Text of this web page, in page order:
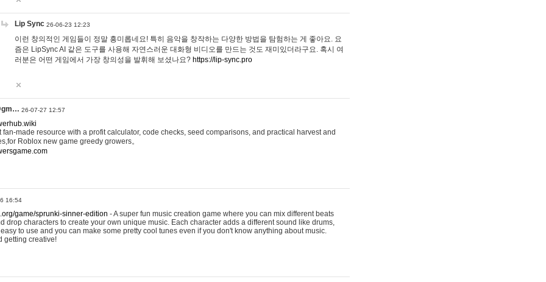
Lip Sync 26-06-23 12:23
이런 창의적인 게임들이 정말 흥미롭네요! 특히 음악을 창작하는 다양한 방법을 탐험하는 게 좋아요. 요
즘은 LipSync AI 같은 도구를 사용해 자연스러운 대화형 비디오를 만드는 것도 재미있더라구요. 혹시 여
러분은 어떤 게임에서 가장 창의성을 발휘해 보셨나요? https://lip-sync.pro
26-07-27 12:57
made resource with a profit calculator, code checks, seed comparisons, and practical harvest and
Roblox new game greedy growers。
16:54
game/sprunki-sinner-edition - A super fun music creation game where you can mix different beats
drop characters to create your own unique music. Each character adds a different sound like drums,
to use and you can make some pretty cool tunes even if you don't know anything about music.
getting creative!